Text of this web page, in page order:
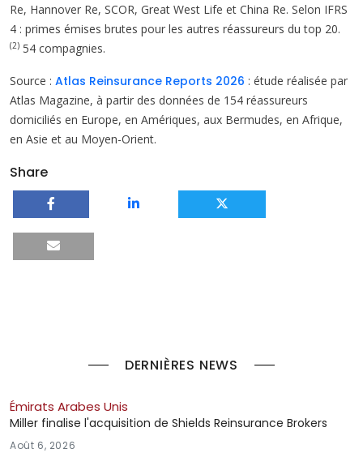
Re, Hannover Re, SCOR, Great West Life et China Re. Selon IFRS
4 : primes émises brutes pour les autres réassureurs du top 20.
(2) 54 compagnies.
Source : Atlas Reinsurance Reports 2026 : étude réalisée par
Atlas Magazine, à partir des données de 154 réassureurs
domiciliés en Europe, en Amériques, aux Bermudes, en Afrique,
en Asie et au Moyen-Orient.
Share
DERNIÈRES NEWS
Émirats Arabes Unis
Miller finalise l'acquisition de Shields Reinsurance Brokers
Août 6, 2026